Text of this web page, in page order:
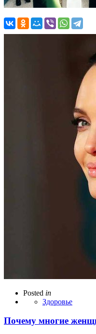
Posted in
Здоровье
Почему многие